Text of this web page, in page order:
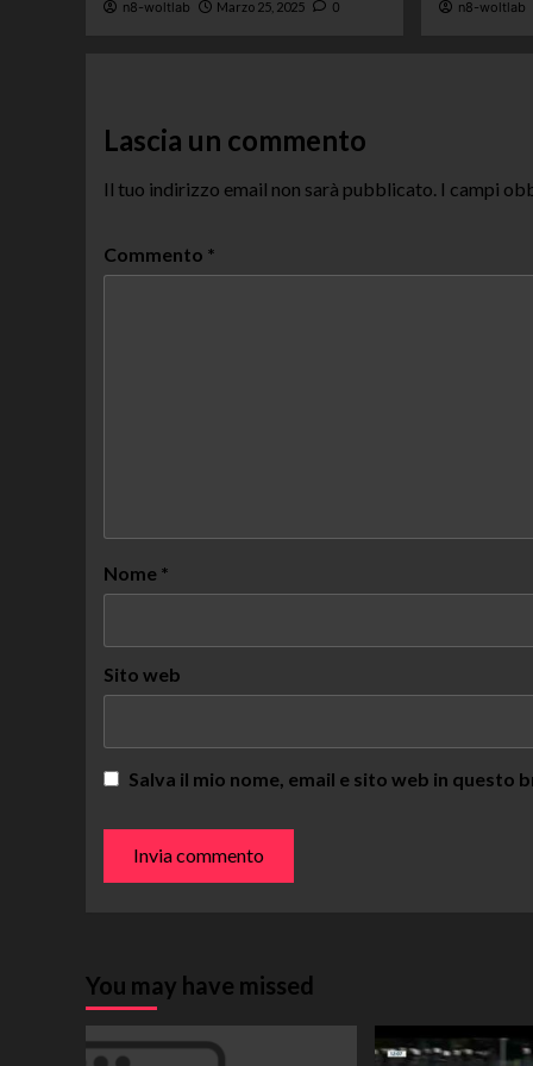
n8-woltlab Marzo 25, 2025 0 n8-woltlab
Lascia un commento
Il tuo indirizzo email non sarà pubblicato. I campi
Commento *
Nome *
Sito web
Salva il mio nome, email e sito web in questo
You may have missed